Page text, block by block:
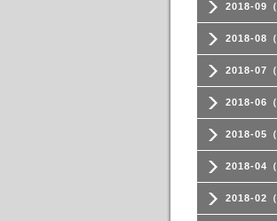
2018-09（
2018-08（
2018-07（
2018-06（
2018-05（
2018-04（
2018-02（